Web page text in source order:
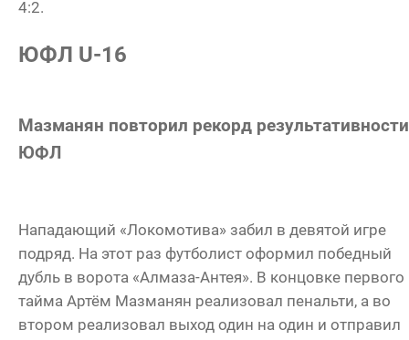
4:2.
ЮФЛ U-16
Мазманян повторил рекорд результативности
ЮФЛ
Нападающий «Локомотива» забил в девятой игре
подряд. На этот раз футболист оформил победный
дубль в ворота «Алмаза-Антея». В концовке первого
тайма Артём Мазманян реализовал пенальти, а во
втором реализовал выход один на один и отправил